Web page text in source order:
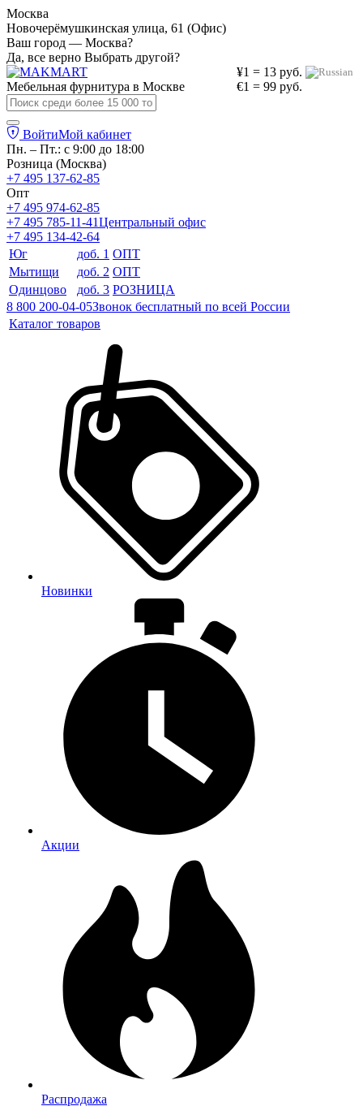
Москва
Новочерёмушкинская улица, 61 (Офис)
Ваш город — Москва?
Да, все верно Выбрать другой?
¥1 = 13 руб.
€1 = 99 руб.
Мебельная фурнитура в Москве
ВойтиМой кабинет
Пн. – Пт.: с 9:00 до 18:00
Розница (Москва)
+7 495 137-62-85
Опт
+7 495 974-62-85
+7 495 785-11-41Центральный офис
+7 495 134-42-64
Юг
доб. 1 ОПТ
Мытищи
доб. 2 ОПТ
Одинцово
доб. 3 РОЗНИЦА
8 800 200-04-05Звонок бесплатный по всей России
Каталог товаров
Новинки
Акции
Распродажа